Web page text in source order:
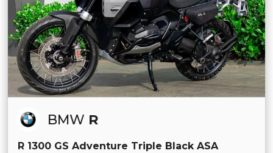
BMW R
R 1300 GS Adventure Triple Black ASA